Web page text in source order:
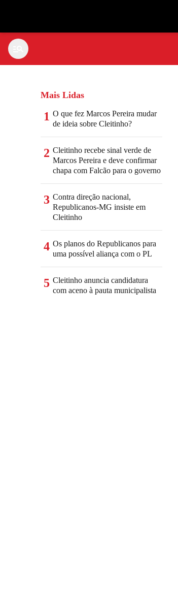
Mais Lidas
1 O que fez Marcos Pereira mudar
de ideia sobre Cleitinho?
2 Cleitinho recebe sinal verde de
Marcos Pereira e deve confirmar
chapa com Falcão para o governo
3 Contra direção nacional,
Republicanos-MG insiste em
Cleitinho
4 Os planos do Republicanos para
uma possível aliança com o PL
5 Cleitinho anuncia candidatura
com aceno à pauta municipalista